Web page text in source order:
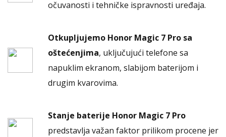
očuvanosti i tehničke ispravnosti uređaja.
Otkupljujemo Honor Magic 7 Pro sa
oštećenjima, uključujući telefone sa
napuklim ekranom, slabijom baterijom i
drugim kvarovima.
Stanje baterije Honor Magic 7 Pro
predstavlja važan faktor prilikom procene jer